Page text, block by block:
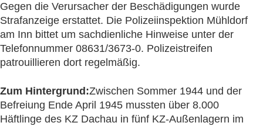
Gegen die Verursacher der Beschädigungen wurde
Strafanzeige erstattet. Die Polizeiinspektion Mühldorf
am Inn bittet um sachdienliche Hinweise unter der
Telefonnummer 08631/3673-0. Polizeistreifen
patrouillieren dort regelmäßig.
Zum Hintergrund:Zwischen Sommer 1944 und der
Befreiung Ende April 1945 mussten über 8.000
Häftlinge des KZ Dachau in fünf KZ-Außenlagern im